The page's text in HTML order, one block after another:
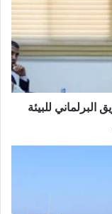
للبيئة